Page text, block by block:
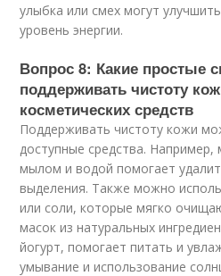
улыбка или смех могут
уровень энергии.
Вопрос 8: Какие простые
поддерживать чистоту
косметических средств
Поддерживать чистоту кожи
доступные средства.
мылом и водой помогает
выделения. Также можно
или соли, которые мягко
масок из натуральных
йогурт, помогает питать и
умывание и использование